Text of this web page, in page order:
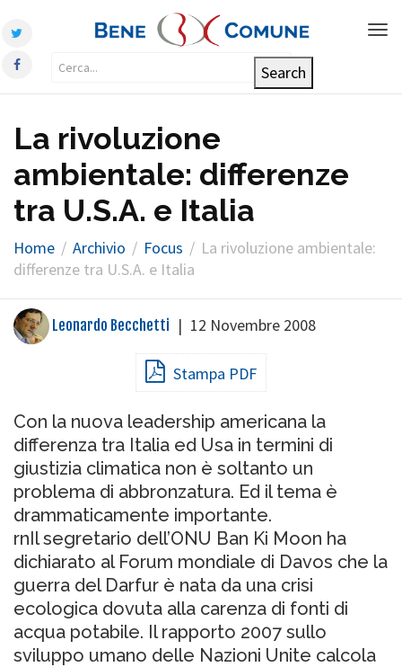
La rivoluzione
ambientale: differenze
tra U.S.A. e Italia
Home Archivio Focus
La rivoluzione ambientale:
differenze tra U.S.A. e Italia
Leonardo Becchetti | 12 Novembre 2008
Stampa PDF
Con la nuova leadership americana la
differenza tra Italia ed Usa in termini di
giustizia climatica non è soltanto un
problema di abbronzatura. Ed il tema è
drammaticamente importante.
rnIl segretario dell’ONU Ban Ki Moon ha
dichiarato al Forum mondiale di Davos che la
guerra del Darfur è nata da una crisi
ecologica dovuta alla carenza di fonti di
acqua potabile. Il rapporto 2007 sullo
sviluppo umano delle Nazioni Unite calcola